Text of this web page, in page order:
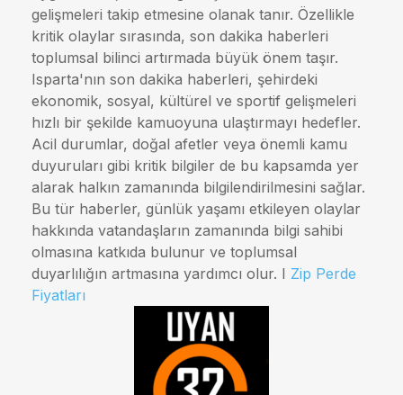
gelişmeleri takip etmesine olanak tanır. Özellikle
kritik olaylar sırasında, son dakika haberleri
toplumsal bilinci artırmada büyük önem taşır.
Isparta'nın son dakika haberleri, şehirdeki
ekonomik, sosyal, kültürel ve sportif gelişmeleri
hızlı bir şekilde kamuoyuna ulaştırmayı hedefler.
Acil durumlar, doğal afetler veya önemli kamu
duyuruları gibi kritik bilgiler de bu kapsamda yer
alarak halkın zamanında bilgilendirilmesini sağlar.
Bu tür haberler, günlük yaşamı etkileyen olaylar
hakkında vatandaşların zamanında bilgi sahibi
olmasına katkıda bulunur ve toplumsal
duyarlılığın artmasına yardımcı olur. I Zip Perde
Fiyatları